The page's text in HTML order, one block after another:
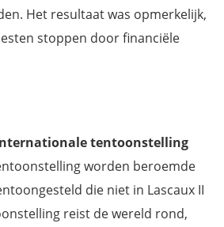
Het resultaat was opmerkelijk,
stoppen door financiële
tentoonstelling
worden beroemde
die niet in Lascaux II
reist de wereld rond,